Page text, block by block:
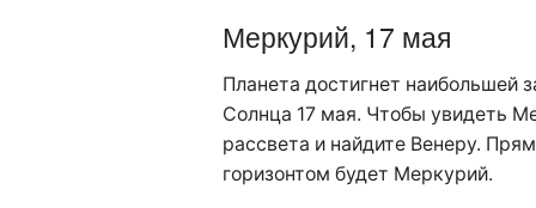
Меркурий, 17 мая
Планета достигнет наибольшей
Солнца 17 мая. Чтобы увидеть
рассвета и найдите Венеру.
горизонтом будет Меркурий.